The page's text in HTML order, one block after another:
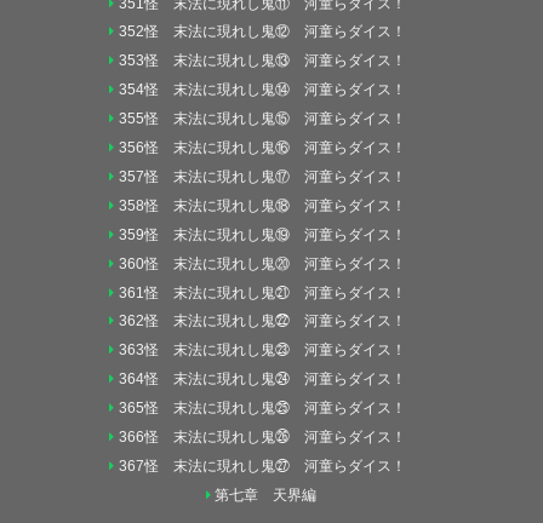
351怪 末法に現れし鬼⑪ 河童らダイス！
352怪 末法に現れし鬼⑫ 河童らダイス！
353怪 末法に現れし鬼⑬ 河童らダイス！
354怪 末法に現れし鬼⑭ 河童らダイス！
355怪 末法に現れし鬼⑮ 河童らダイス！
356怪 末法に現れし鬼⑯ 河童らダイス！
357怪 末法に現れし鬼⑰ 河童らダイス！
358怪 末法に現れし鬼⑱ 河童らダイス！
359怪 末法に現れし鬼⑲ 河童らダイス！
360怪 末法に現れし鬼⑳ 河童らダイス！
361怪 末法に現れし鬼㉑ 河童らダイス！
362怪 末法に現れし鬼㉒ 河童らダイス！
363怪 末法に現れし鬼㉓ 河童らダイス！
364怪 末法に現れし鬼㉔ 河童らダイス！
365怪 末法に現れし鬼㉕ 河童らダイス！
366怪 末法に現れし鬼㉖ 河童らダイス！
367怪 末法に現れし鬼㉗ 河童らダイス！
第七章 天界編